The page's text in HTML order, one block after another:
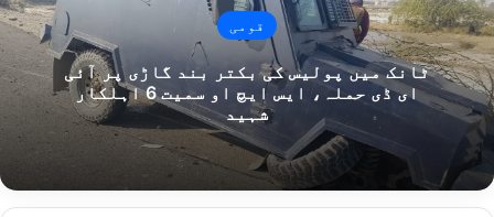
قومی
ٹانک میں پولیس کی بکتر بند گاڑی پر آئی
ای ڈی حملہ، ایس ایچ او سمیت 6 اہلکار
شہید